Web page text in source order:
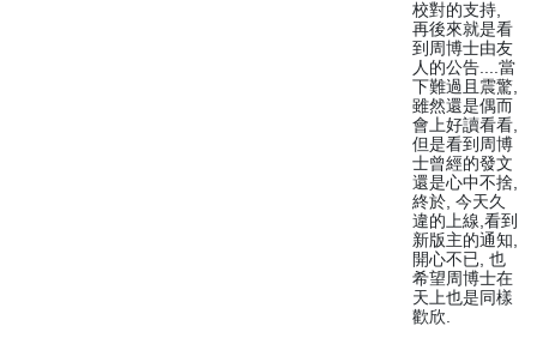
校對的支持,
再後來就是看
到周博士由友
人的公告....當
下難過且震驚,
雖然還是偶而
會上好讀看看,
但是看到周博
士曾經的發文
還是心中不捨,
終於, 今天久
違的上線,看到
新版主的通知,
開心不已, 也
希望周博士在
天上也是同樣
歡欣.